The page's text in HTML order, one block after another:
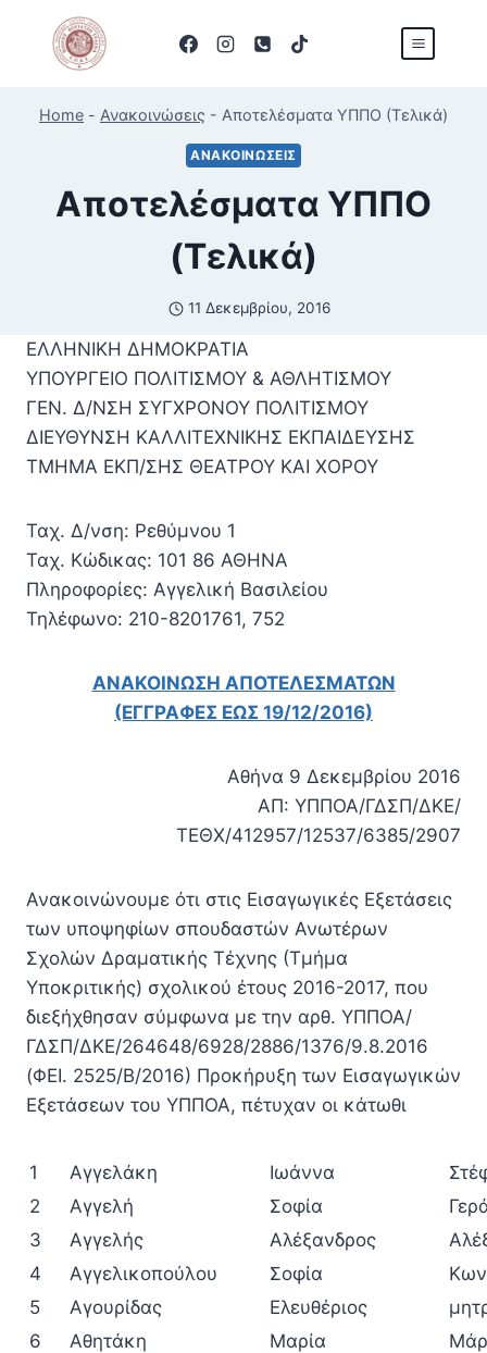
content
Home - Ανακοινώσεις - Αποτελέσματα ΥΠΠΟ (Τελικά)
ΑΝΑΚΟΙΝΏΣΕΙΣ
Αποτελέσματα ΥΠΠΟ
(Τελικά)
11 Δεκεμβρίου, 2016
ΕΛΛΗΝΙΚΗ ΔΗΜΟΚΡΑΤΙΑ
ΥΠΟΥΡΓΕΙΟ ΠΟΛΙΤΙΣΜΟΥ & ΑΘΛΗΤΙΣΜΟΥ
ΓΕΝ. Δ/ΝΣΗ ΣΥΓΧΡΟΝΟΥ ΠΟΛΙΤΙΣΜΟΥ
ΔΙΕΥΘΥΝΣΗ ΚΑΛΛΙΤΕΧΝΙΚΗΣ ΕΚΠΑΙΔΕΥΣΗΣ
ΤΜΗΜΑ ΕΚΠ/ΣΗΣ ΘΕΑΤΡΟΥ ΚΑΙ ΧΟΡΟΥ
Ταχ. Δ/νση: Ρεθύμνου 1
Ταχ. Κώδικας: 101 86 ΑΘΗΝΑ
Πληροφορίες: Αγγελική Βασιλείου
Τηλέφωνο: 210-8201761, 752
ΑΝΑΚΟΙΝΩΣΗ ΑΠΟΤΕΛΕΣΜΑΤΩΝ
(ΕΓΓΡΑΦΕΣ ΕΩΣ 19/12/2016)
Αθήνα 9 Δεκεμβρίου 2016
ΑΠ: ΥΠΠΟΑ/ΓΔΣΠ/ΔΚΕ/
ΤΕΘΧ/412957/12537/6385/2907
Ανακοινώνουμε ότι στις Εισαγωγικές Εξετάσεις
των υποψηφίων σπουδαστών Ανωτέρων
Σχολών Δραματικής Τέχνης (Τμήμα
Υποκριτικής) σχολικού έτους 2016-2017, που
διεξήχθησαν σύμφωνα με την αρθ. ΥΠΠΟΑ/
ΓΔΣΠ/ΔΚΕ/264648/6928/2886/1376/9.8.2016
(ΦΕΙ. 2525/Β/2016) Προκήρυξη των Εισαγωγικών
Εξετάσεων του ΥΠΠΟΑ, πέτυχαν οι κάτωθι
1 Αγγελάκη Ιωάννα
2
Αγγελή Σοφία
3
Αγγελής Αλέξανδρος
4
Αγγελικοπούλου Σοφία
5
Αγουρίδας Ελευθέριος
6
Αθητάκη Μαρία